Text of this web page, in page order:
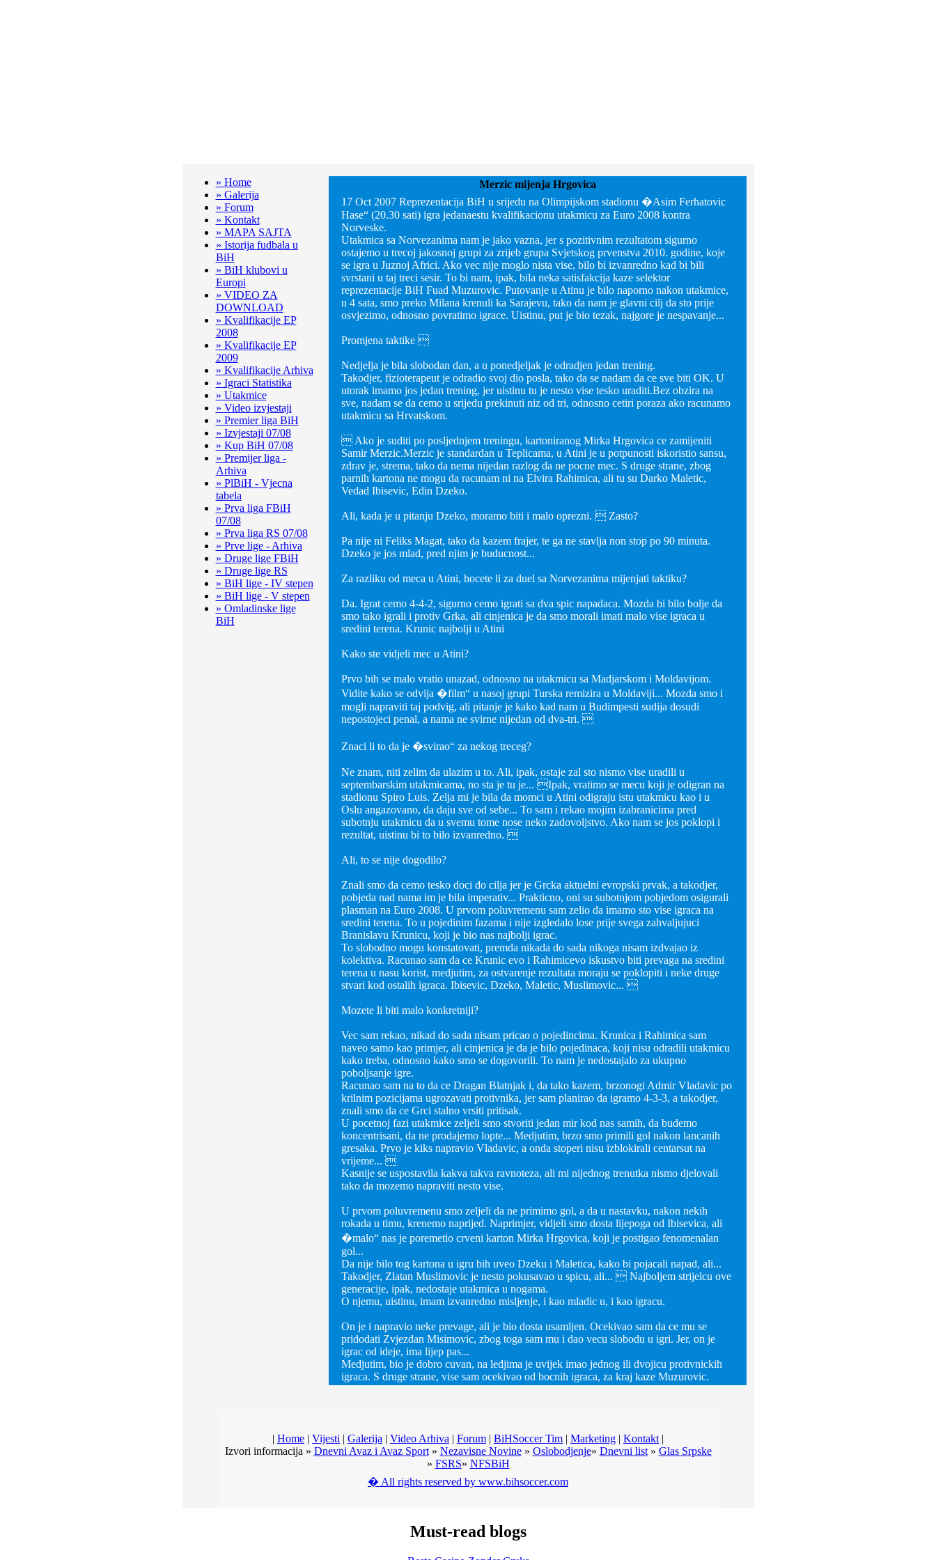
» Home
» Galerija
» Forum
» Kontakt
» MAPA SAJTA
» Istorija fudbala u
BiH
» BiH klubovi u
Europi
» VIDEO ZA
DOWNLOAD
» Kvalifikacije EP
2008
» Kvalifikacije EP
2009
» Kvalifikacije Arhiva
» Igraci Statistika
» Utakmice
» Video izvjestaji
» Premier liga BiH
» Izvjestaji 07/08
» Kup BiH 07/08
» Premijer liga -
Arhiva
» PlBiH - Vjecna
tabela
» Prva liga FBiH
07/08
» Prva liga RS 07/08
» Prve lige - Arhiva
» Druge lige FBiH
» Druge lige RS
» BiH lige - IV stepen
» BiH lige - V stepen
» Omladinske lige
BiH
Merzic mijenja Hrgovica
17 Oct 2007 Reprezentacija BiH u srijedu na Olimpijskom stadionu �Asim Ferhatovic
Hase“ (20.30 sati) igra jedanaestu kvalifikacionu utakmicu za Euro 2008 kontra
Norveske.
Utakmica sa Norvezanima nam je jako vazna, jer s pozitivnim rezultatom sigurno
ostajemo u trecoj jakosnoj grupi za zrijeb grupa Svjetskog prvenstva 2010. godine, koje
se igra u Juznoj Africi. Ako vec nije moglo nista vise, bilo bi izvanredno kad bi bili
svrstani u taj treci sesir. To bi nam, ipak, bila neka satisfakcija kaze selektor
reprezentacije BiH Fuad Muzurovic. Putovanje u Atinu je bilo naporno nakon utakmice,
u 4 sata, smo preko Milana krenuli ka Sarajevu, tako da nam je glavni cilj da sto prije
osvjezimo, odnosno povratimo igrace. Uistinu, put je bio tezak, najgore je nespavanje...
Promjena taktike 
Nedjelja je bila slobodan dan, a u ponedjeljak je odradjen jedan trening.
Takodjer, fizioterapeut je odradio svoj dio posla, tako da se nadam da ce sve biti OK. U
utorak imamo jos jedan trening, jer uistinu tu je nesto vise tesko uraditi.Bez obzira na
sve, nadam se da cemo u srijedu prekinuti niz od tri, odnosno cetiri poraza ako racunamo
utakmicu sa Hrvatskom.
 Ako je suditi po posljednjem treningu, kartoniranog Mirka Hrgovica ce zamijeniti
Samir Merzic.Merzic je standardan u Teplicama, u Atini je u potpunosti iskoristio sansu,
zdrav je, strema, tako da nema nijedan razlog da ne pocne mec. S druge strane, zbog
parnih kartona ne mogu da racunam ni na Elvira Rahimica, ali tu su Darko Maletic,
Vedad Ibisevic, Edin Dzeko.
Ali, kada je u pitanju Dzeko, moramo biti i malo oprezni.  Zasto?
Pa nije ni Feliks Magat, tako da kazem frajer, te ga ne stavlja non stop po 90 minuta.
Dzeko je jos mlad, pred njim je buducnost...
Za razliku od meca u Atini, hocete li za duel sa Norvezanima mijenjati taktiku?
Da. Igrat cemo 4-4-2, sigurno cemo igrati sa dva spic napadaca. Mozda bi bilo bolje da
smo tako igrali i protiv Grka, ali cinjenica je da smo morali imati malo vise igraca u
sredini terena. Krunic najbolji u Atini
Kako ste vidjeli mec u Atini?
Prvo bih se malo vratio unazad, odnosno na utakmicu sa Madjarskom i Moldavijom.
Vidite kako se odvija �film“ u nasoj grupi Turska remizira u Moldaviji... Mozda smo i
mogli napraviti taj podvig, ali pitanje je kako kad nam u Budimpesti sudija dosudi
nepostojeci penal, a nama ne svirne nijedan od dva-tri. 
Znaci li to da je �svirao“ za nekog treceg?
Ne znam, niti zelim da ulazim u to. Ali, ipak, ostaje zal sto nismo vise uradili u
septembarskim utakmicama, no sta je tu je... Ipak, vratimo se mecu koji je odigran na
stadionu Spiro Luis. Zelja mi je bila da momci u Atini odigraju istu utakmicu kao i u
Oslu angazovano, da daju sve od sebe... To sam i rekao mojim izabranicima pred
subotnju utakmicu da u svemu tome nose neko zadovoljstvo. Ako nam se jos poklopi i
rezultat, uistinu bi to bilo izvanredno. 
Ali, to se nije dogodilo?
Znali smo da cemo tesko doci do cilja jer je Grcka aktuelni evropski prvak, a takodjer,
pobjeda nad nama im je bila imperativ... Prakticno, oni su subotnjom pobjedom osigurali
plasman na Euro 2008. U prvom poluvremenu sam zelio da imamo sto vise igraca na
sredini terena. To u pojedinim fazama i nije izgledalo lose prije svega zahvaljujuci
Branislavu Krunicu, koji je bio nas najbolji igrac.
To slobodno mogu konstatovati, premda nikada do sada nikoga nisam izdvajao iz
kolektiva. Racunao sam da ce Krunic evo i Rahimicevo iskustvo biti prevaga na sredini
terena u nasu korist, medjutim, za ostvarenje rezultata moraju se poklopiti i neke druge
stvari kod ostalih igraca. Ibisevic, Dzeko, Maletic, Muslimovic... 
Mozete li biti malo konkretniji?
Vec sam rekao, nikad do sada nisam pricao o pojedincima. Krunica i Rahimica sam
naveo samo kao primjer, ali cinjenica je da je bilo pojedinaca, koji nisu odradili utakmicu
kako treba, odnosno kako smo se dogovorili. To nam je nedostajalo za ukupno
poboljsanje igre.
Racunao sam na to da ce Dragan Blatnjak i, da tako kazem, brzonogi Admir Vladavic po
krilnim pozicijama ugrozavati protivnika, jer sam planirao da igramo 4-3-3, a takodjer,
znali smo da ce Grci stalno vrsiti pritisak.
U pocetnoj fazi utakmice zeljeli smo stvoriti jedan mir kod nas samih, da budemo
koncentrisani, da ne prodajemo lopte... Medjutim, brzo smo primili gol nakon lancanih
gresaka. Prvo je kiks napravio Vladavic, a onda stoperi nisu izblokirali centarsut na
vrijeme... 
Kasnije se uspostavila kakva takva ravnoteza, ali mi nijednog trenutka nismo djelovali
tako da mozemo napraviti nesto vise.
U prvom poluvremenu smo zeljeli da ne primimo gol, a da u nastavku, nakon nekih
rokada u timu, krenemo naprijed. Naprimjer, vidjeli smo dosta lijepoga od Ibisevica, ali
�malo“ nas je poremetio crveni karton Mirka Hrgovica, koji je postigao fenomenalan
gol...
Da nije bilo tog kartona u igru bih uveo Dzeku i Maletica, kako bi pojacali napad, ali...
Takodjer, Zlatan Muslimovic je nesto pokusavao u spicu, ali...  Najboljem strijelcu ove
generacije, ipak, nedostaje utakmica u nogama.
O njemu, uistinu, imam izvanredno misljenje, i kao mladic u, i kao igracu.
On je i napravio neke prevage, ali je bio dosta usamljen. Ocekivao sam da ce mu se
pridodati Zvjezdan Misimovic, zbog toga sam mu i dao vecu slobodu u igri. Jer, on je
igrac od ideje, ima lijep pas...
Medjutim, bio je dobro cuvan, na ledjima je uvijek imao jednog ili dvojicu protivnickih
igraca. S druge strane, vise sam ocekivao od bocnih igraca, za kraj kaze Muzurovic.
| Home | Vijesti | Galerija | Video Arhiva | Forum | BiHSoccer Tim | Marketing | Kontakt |
Izvori informacija » Dnevni Avaz i Avaz Sport» Nezavisne Novine» Oslobodjenje» Dnevni list» Glas Srpske
» FSRS» NFSBiH
� All rights reserved by www.bihsoccer.com
Must-read blogs